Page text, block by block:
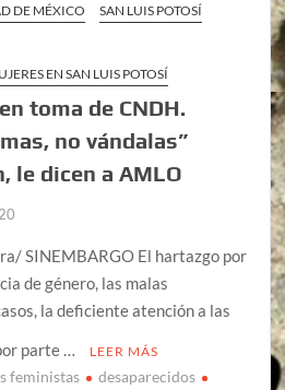
DE MÉXICO
SAN LUIS POTOSÍ
EN SAN LUIS POTOSÍ
toma de CNDH.
no vándalas”
le dicen a AMLO
SINEMBARGO El hartazgo por
de género, las malas
la deficiente atención a las
parte …
LEER MÁS
feministas
desaparecidos